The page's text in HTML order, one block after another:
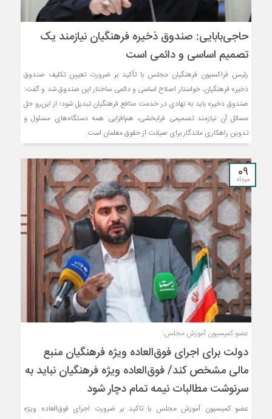
حاجی‌بابایی: صندوق ذخیره فرهنگیان نیازمند یک
تصمیم اساسی و دائمی است
رئیس فراکسیون فرهنگیان مجلس با تأکید بر ضرورت تعیین تکلیف صندوق
ذخیره فرهنگیان، خواستار اصلاح اساسی و دائمی ساختار این صندوق شد و گفت:
صندوق ذخیره باید به نهادی در خدمت منافع فرهنگیان تبدیل شود؛ از این‌رو حل
مسائل آن نیازمند تصمیمی فرابخشی، هم‌افزایی همه دستگاه‌های مسئول و
تدوین راهکاری ماندگار برای صیانت از حقوق معلمان است.
09
مرداد
عضو کمیسیون آموزش مجلس:
دولت برای اجرای فوق‌العاده ویژه فرهنگیان منبع
مالی مشخص کند/ فوق‌العاده ویژه فرهنگیان نباید به
سرنوشت مطالبات نیمه‌ تمام دچار شود
عضو کمیسیون آموزش مجلس با تاکید بر ضرورت اجرای فوق‌العاده ویژه